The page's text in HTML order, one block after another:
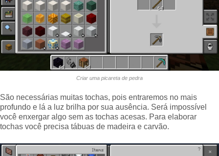
Criar uma picareta de pedra
São necessárias muitas tochas, pois entraremos no mais
profundo e lá a luz brilha por sua ausência. Será impossível
você enxergar algo sem as tochas acesas. Para elaborar
tochas você precisa tábuas de madeira e carvão.